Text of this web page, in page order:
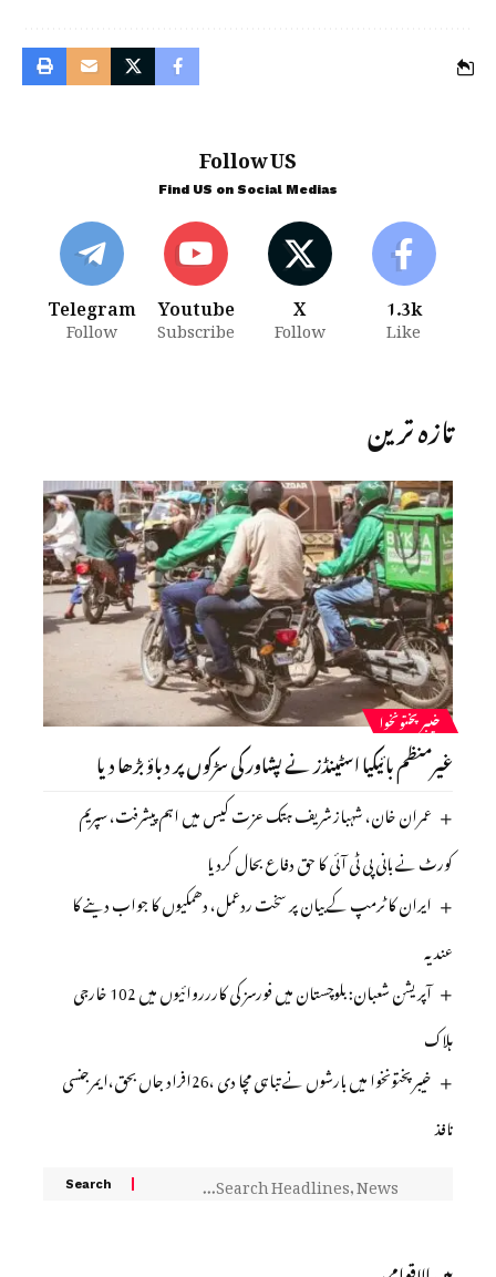
Follow US
Find US on Social Medias
1.3k
Like
X
Follow
Youtube
Subscribe
Telegram
Follow
تازہ ترین
خیبرپختونخوا
غیرمنظم بائیکیا اسٹینڈز نے پشاور کی سڑکوں پر دباؤ بڑھا دیا
عمران خان، شہباز شریف ہتک عزت کیس میں اہم پیشرفت، سپریم
کورٹ نے بانی پی ٹی آئی کا حق دفاع بحال کردیا
ایران کا ٹرمپ کے بیان پر سخت ردعمل، دھمکیوں کا جواب دینے کا
عندیہ
آپریشن شعبان: بلوچستان میں فورسز کی کاررروائیوں میں 102 خارجی
ہلاک
خیبر پختونخوا میں بارشوں نے تباہی مچا دی ،26افراد جاں بحق،ایمرجنسی
نافذ